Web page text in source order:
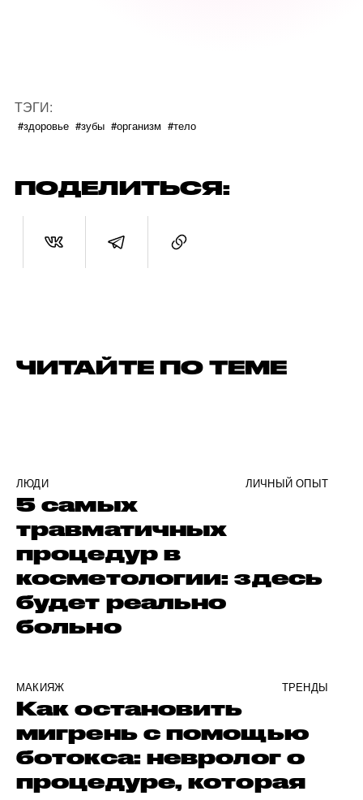
ТЭГИ:
#здоровье #зубы #организм #тело
ПОДЕЛИТЬСЯ:
ЧИТАЙТЕ ПО ТЕМЕ
ЛЮДИ ЛИЧНЫЙ ОПЫТ
5 самых
травматичных
процедур в
косметологии: здесь
будет реально
больно
МАКИЯЖ ТРЕНДЫ
Как остановить
мигрень с помощью
ботокса: невролог о
процедуре, которая